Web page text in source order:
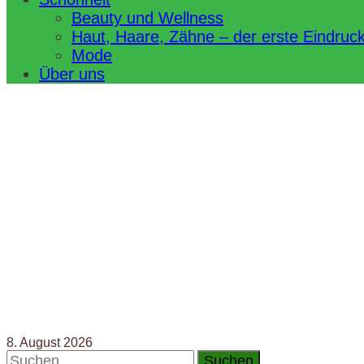
Beauty und Wellness
Haut, Haare, Zähne – der erste
Mode
Über uns
8. August 2026
Suchen